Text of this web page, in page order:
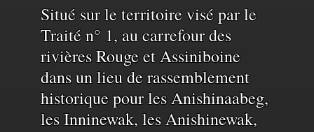
Reconnaissance
du
territoire
Situé sur le territoire visé par le
Traité n° 1, au carrefour des
rivières Rouge et Assiniboine
dans un lieu de rassemblement
historique pour les Anishinaabeg,
les Inninewak, les Anishinewak,